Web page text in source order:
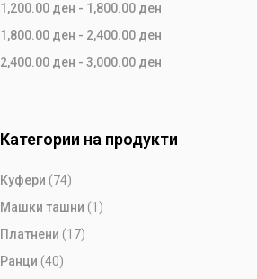
1,200.00 ден - 1,800.00 ден
1,800.00 ден - 2,400.00 ден
2,400.00 ден - 3,000.00 ден
Категории на продукти
Куфери
74
Машки ташни
1
Платнени
17
Ранци 40